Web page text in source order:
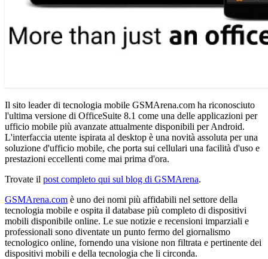
Il sito leader di tecnologia mobile GSMArena.com ha riconosciuto
l'ultima versione di OfficeSuite 8.1 come una delle applicazioni per
ufficio mobile più avanzate attualmente disponibili per Android.
L'interfaccia utente ispirata al desktop è una novità assoluta per una
soluzione d'ufficio mobile, che porta sui cellulari una facilità d'uso e
prestazioni eccellenti come mai prima d'ora.
Trovate il post completo qui sul blog di GSMArena.
GSMArena.com è uno dei nomi più affidabili nel settore della
tecnologia mobile e ospita il database più completo di dispositivi
mobili disponibile online. Le sue notizie e recensioni imparziali e
professionali sono diventate un punto fermo del giornalismo
tecnologico online, fornendo una visione non filtrata e pertinente dei
dispositivi mobili e della tecnologia che li circonda.